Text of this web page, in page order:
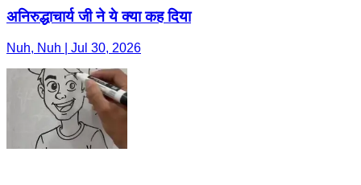
अनिरुद्धाचार्य जी ने ये क्या कह दिया
Nuh, Nuh | Jul 30, 2026